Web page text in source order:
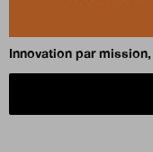
Innovation par